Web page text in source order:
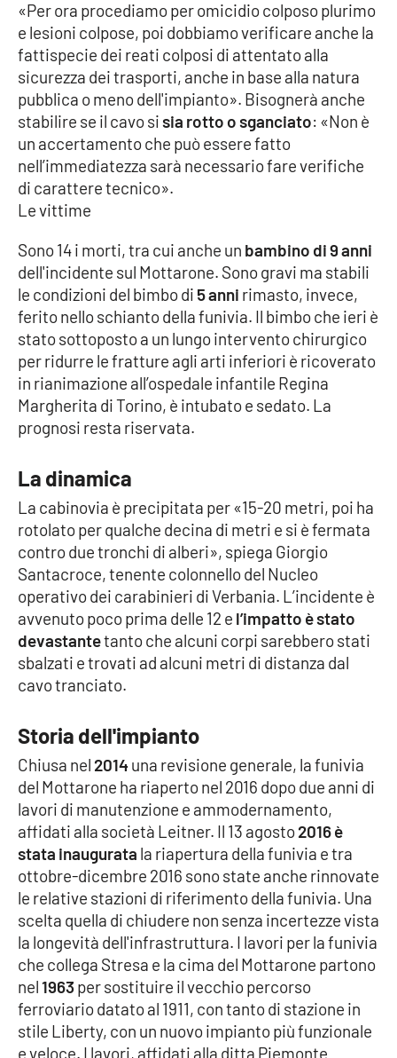
Sanità
Società
Sport
RUBRICHE
Parchi Marini Calabria
Leggendo Alvaro insieme
Imprese Di Calabria
Le perfidie di Antonella Grippo
STREAMING
LaC TV
LaC Network
LaC OnAir
EDIZIONI
LOCALI
Catanzaro
Crotone
Vibo Valentia
Reggio Calabria
Cosenza
Lamezia Terme
«Per ora procediamo per omicidio colposo plurimo
e lesioni colpose, poi dobbiamo verificare anche la
fattispecie dei reati colposi di attentato alla
sicurezza dei trasporti, anche in base alla natura
pubblica o meno dell'impianto». Bisognerà anche
stabilire se il cavo sisia rotto o sganciato: «Non è
un accertamento che può essere fatto
nell’immediatezza sarà necessario fare verifiche
di carattere tecnico».
Le vittime
Sono 14 i morti, tra cui anche un bambino di 9 anni
dell'incidente sul Mottarone. Sono gravi ma stabili
le condizioni del bimbo di 5 anni rimasto, invece,
ferito nello schianto della funivia. Il bimbo che ieri è
stato sottoposto a un lungo intervento chirurgico
per ridurre le fratture agli arti inferiori è ricoverato
in rianimazione all’ospedale infantile Regina
Margherita di Torino, è intubato e sedato. La
prognosi resta riservata.
La dinamica
La cabinovia è precipitata per «15-20 metri, poi ha
rotolato per qualche decina di metri e si è fermata
contro due tronchi di alberi», spiega Giorgio
Santacroce, tenente colonnello del Nucleo
operativo dei carabinieri di Verbania. L’incidente è
avvenuto poco prima delle 12 e l’impatto è stato
devastantetanto che alcuni corpi sarebbero stati
sbalzati e trovati ad alcuni metri di distanza dal
cavo tranciato.
Storia dell'impianto
Chiusa nel 2014una revisione generale, la funivia
del Mottarone ha riaperto nel 2016 dopo due anni di
lavori di manutenzione e ammodernamento,
affidati alla società Leitner. Il 13 agosto2016 è
stata inaugurata la riapertura della funivia e tra
ottobre-dicembre 2016 sono state anche rinnovate
le relative stazioni di riferimento della funivia. Una
scelta quella di chiudere non senza incertezze vista
la longevità dell'infrastruttura. I lavori per la funivia
che collega Stresa e la cima del Mottarone partono
nel1963 per sostituire il vecchio percorso
ferroviario datato al 1911, con tanto di stazione in
stile Liberty, con un nuovo impianto più funzionale
e veloce. I lavori, affidati alla ditta Piemonte